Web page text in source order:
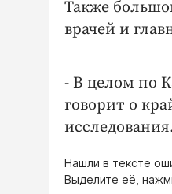
Также
врачей и
- В целом по
говорит о
Нашли в тексте
Выделите её,